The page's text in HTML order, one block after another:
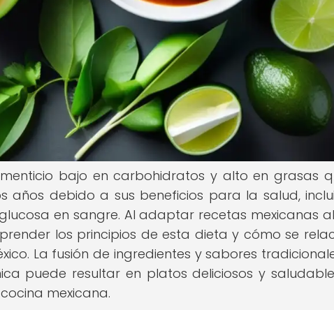
bajo en carbohidratos y alto en grasas
años debido a sus beneficios para la salud,
en sangre. Al adaptar recetas mexicanas
los principios de esta dieta y cómo se
La fusión de ingredientes y sabores
puede resultar en platos deliciosos y
mexicana.